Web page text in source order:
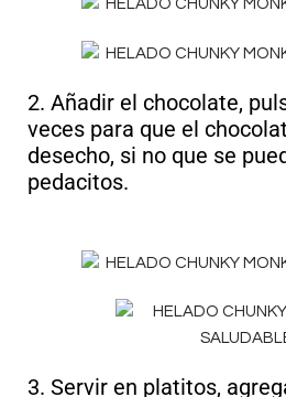
2. Añadir el chocolate,
veces para que el
desecho, si no que se
pedacitos.
3. Servir en platitos,